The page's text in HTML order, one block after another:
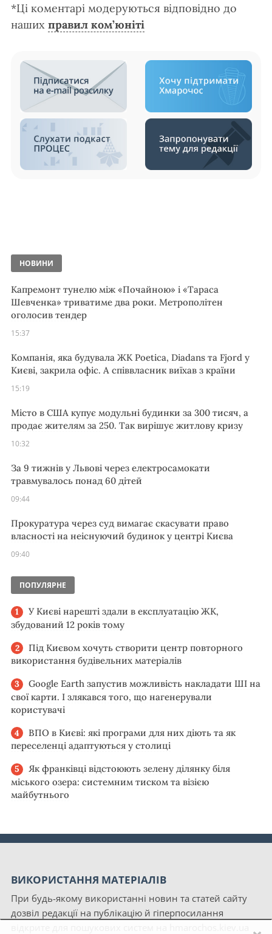
*Ці коментарі модеруються відповідно до
наших правил ком’юніті
НОВИНИ
Капремонт тунелю між «Почайною» і «Тараса
Шевченка» триватиме два роки. Метрополітен
оголосив тендер
15:37
Компанія, яка будувала ЖК Poetica, Diadans та Fjord у
Києві, закрила офіс. А співвласник виїхав з країни
15:19
Місто в США купує модульні будинки за 300 тисяч, а
продає жителям за 250. Так вирішує житлову кризу
10:32
За 9 тижнів у Львові через електросамокати
травмувалось понад 60 дітей
09:44
Прокуратура через суд вимагає скасувати право
власності на неіснуючий будинок у центрі Києва
09:40
ПОПУЛЯРНЕ
У Києві нарешті здали в експлуатацію ЖК,
збудований 12 років тому
Під Києвом хочуть створити центр повторного
використання будівельних матеріалів
Google Earth запустив можливість накладати ШІ на
свої карти. І злякався того, що нагенерували
користувачі
ВПО в Києві: які програми для них діють та як
переселенці адаптуються у столиці
Як франківці відстоюють зелену ділянку біля
міського озера: системним тиском та візією
майбутнього
ВИКОРИСТАННЯ МАТЕРІАЛІВ
При будь-якому використанні новин та статей сайту
дозвіл редакції на публікацію й гіперпосилання